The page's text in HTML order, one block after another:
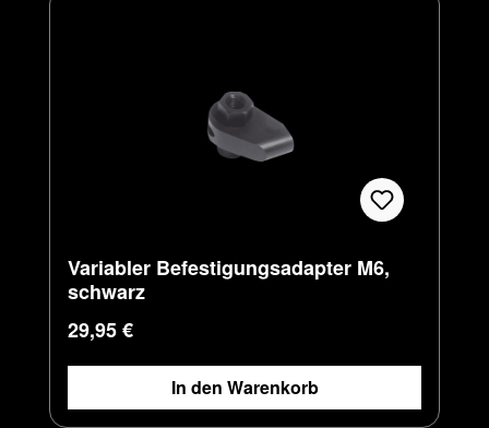
Variabler Befestigungsadapter M6,
schwarz
Regulärer Preis:
29,95 €
In den Warenkorb